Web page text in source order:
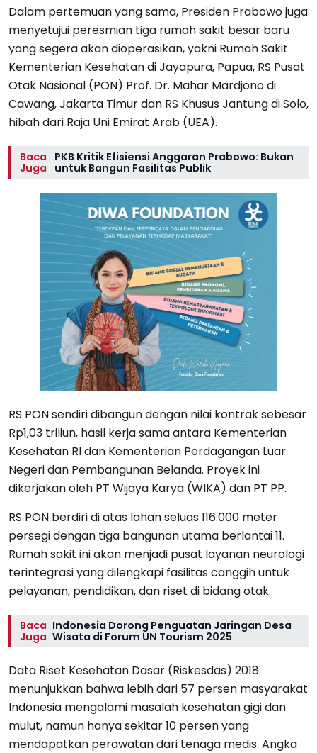
Dalam pertemuan yang sama, Presiden Prabowo juga
menyetujui peresmian tiga rumah sakit besar baru
yang segera akan dioperasikan, yakni Rumah Sakit
Kementerian Kesehatan di Jayapura, Papua, RS Pusat
Otak Nasional (PON) Prof. Dr. Mahar Mardjono di
Cawang, Jakarta Timur dan RS Khusus Jantung di Solo,
hibah dari Raja Uni Emirat Arab (UEA).
Baca
Juga
PKB Kritik Efisiensi Anggaran Prabowo: Bukan
untuk Bangun Fasilitas Publik
RS PON sendiri dibangun dengan nilai kontrak sebesar
Rp1,03 triliun, hasil kerja sama antara Kementerian
Kesehatan RI dan Kementerian Perdagangan Luar
Negeri dan Pembangunan Belanda. Proyek ini
dikerjakan oleh PT Wijaya Karya (WIKA) dan PT PP.
RS PON berdiri di atas lahan seluas 116.000 meter
persegi dengan tiga bangunan utama berlantai 11.
Rumah sakit ini akan menjadi pusat layanan neurologi
terintegrasi yang dilengkapi fasilitas canggih untuk
pelayanan, pendidikan, dan riset di bidang otak.
Baca
Juga
Indonesia Dorong Penguatan Jaringan Desa
Wisata di Forum UN Tourism 2025
Data Riset Kesehatan Dasar (Riskesdas) 2018
menunjukkan bahwa lebih dari 57 persen masyarakat
Indonesia mengalami masalah kesehatan gigi dan
mulut, namun hanya sekitar 10 persen yang
mendapatkan perawatan dari tenaga medis. Angka